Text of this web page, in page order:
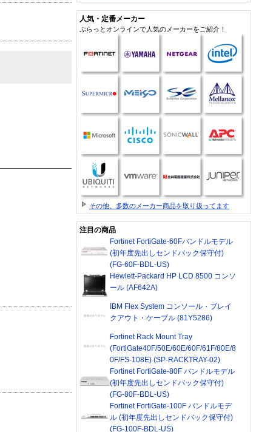
人気・定番メーカー
ぷらっとオンラインで人気のメーカーをご紹介！
その他、多数のメーカー商品を取り扱ってます
注目の商品
Fortinet FortiGate-60Fバンドルモデル
(初年度先出しセンドバック保守付)
(FG-60F-BDL-US)
Hewlett-Packard HP LCD 8500 コンソ
ール (AF642A)
IBM Flex System コンソール・ブレイ
クアウト・ケーブル (81Y5286)
Fortinet Rack Mount Tray
(FortiGate40F/50E/60E/60F/61F/80E/8
0F/FS-108E) (SP-RACKTRAY-02)
Fortinet FortiGate-80F バンドルモデル
(初年度先出しセンドバック保守付)
(FG-80F-BDL-US)
Fortinet FortiGate-100F バンドルモデ
ル (初年度先出しセンドバック保守付)
(FG-100F-BDL-US)